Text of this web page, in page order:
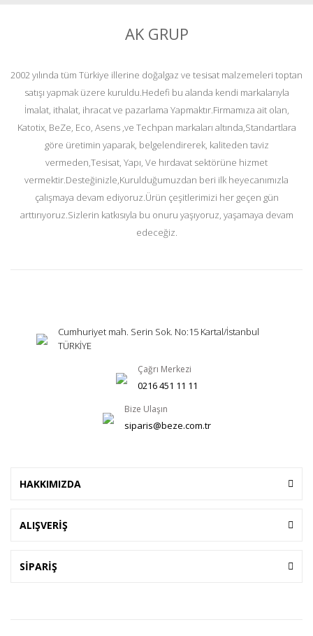
AK GRUP
2002 yılında tüm Türkiye illerine doğalgaz ve tesisat malzemeleri toptan
satışı yapmak üzere kuruldu.Hedefi bu alanda kendi markalarıyla
İmalat, ithalat, ihracat ve pazarlama Yapmaktır.Firmamıza ait olan,
Katotix, BeZe, Eco, Asens ,ve Techpan markaları altında,Standartlara
göre üretimin yaparak, belgelendirerek, kaliteden taviz
vermeden,Tesisat, Yapı, Ve hırdavat sektörüne hizmet
vermektir.Desteğinizle,Kurulduğumuzdan beri ilk heyecanımızla
çalışmaya devam ediyoruz.Ürün çeşitlerimizi her geçen gün
arttırıyoruz.Sizlerin katkısıyla bu onuru yaşıyoruz, yaşamaya devam
edeceğiz.
Cumhuriyet mah. Serin Sok. No:15 Kartal/İstanbul
TÜRKİYE
Çağrı Merkezi
0216 451 11 11
Bize Ulaşın
siparis@beze.com.tr
HAKKIMIZDA
ALIŞVERİŞ
SİPARİŞ